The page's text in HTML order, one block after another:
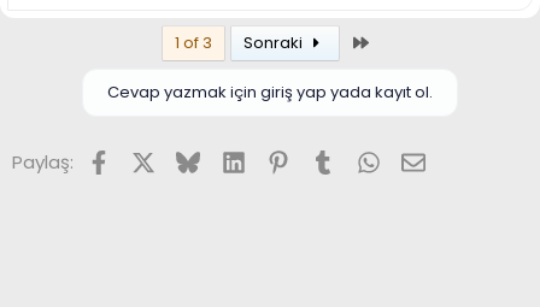
1 of 3 Sonraki
Cevap yazmak için giriş yap yada kayıt ol.
Paylaş: FacebookX (Twitter)
BlueskyLinkedInPinterest
TumblrWhatsApp
E-posta